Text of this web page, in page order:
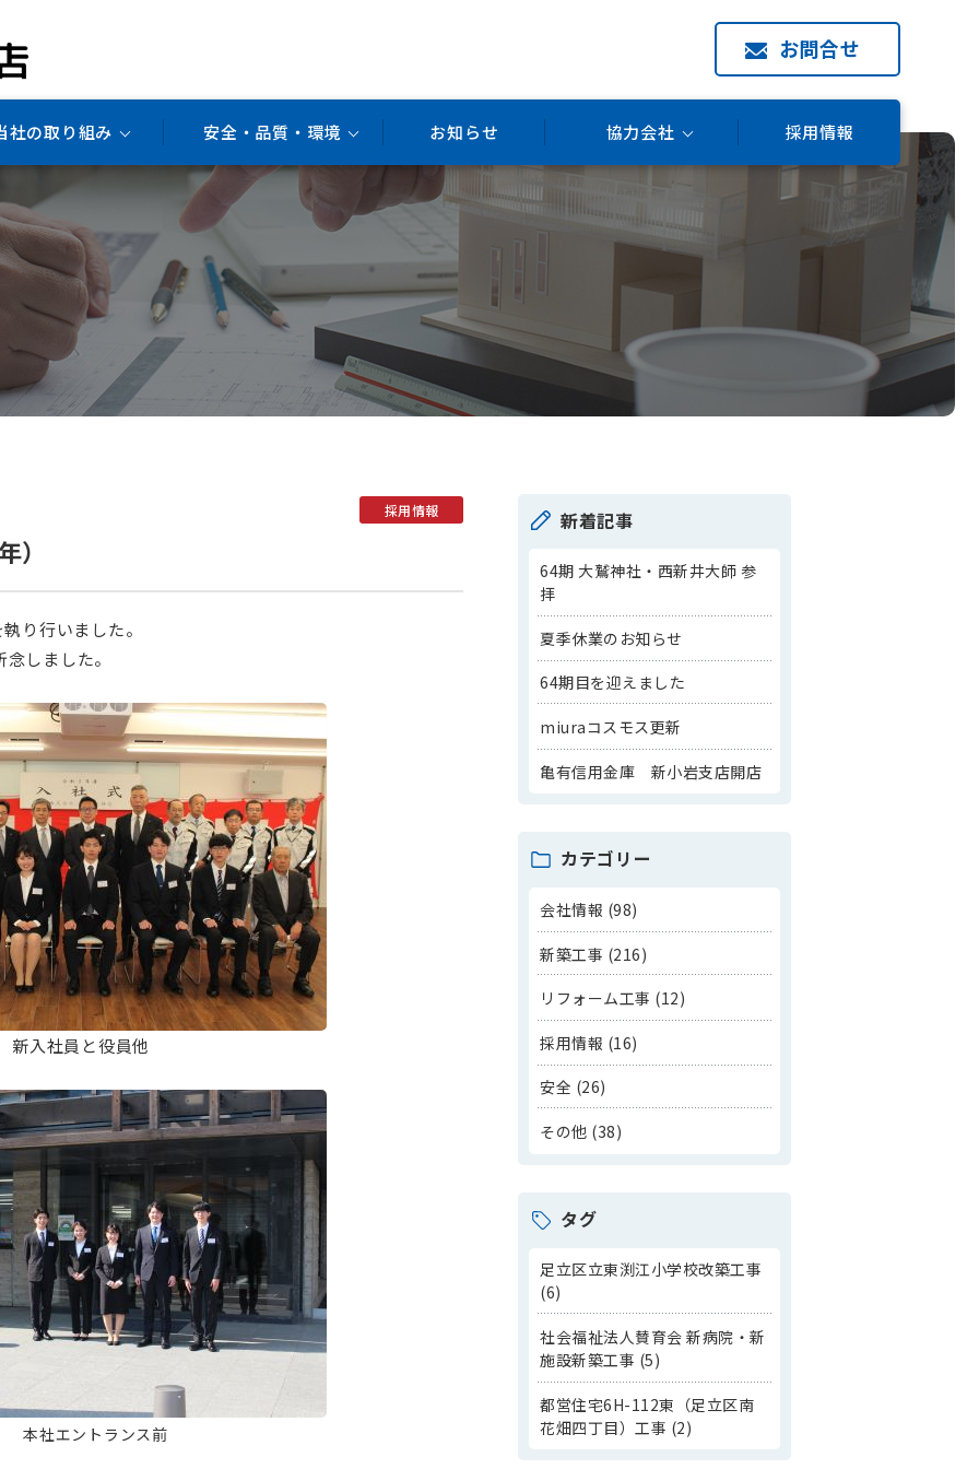
お問合せ
社の取り組み 安全・品質・環境 お知らせ 協力会社 採用情報
採用情報
り行いました。
しました。
新入社員と役員他
ランス前
新着記事
64期 大鷲神社・西新井大師 参
拝
夏季休業のお知らせ
64期目を迎えました
miuraコスモス更新
亀有信用金庫 新小岩支店開店
カテゴリー
会社情報 (98)
新築工事 (216)
リフォーム工事 (12)
採用情報 (16)
安全 (26)
その他 (38)
タグ
足立区立東渕江小学校改築工事
(6)
社会福祉法人賛育会 新病院・新
施設新築工事 (5)
都営住宅6H-112東（足立区南
花畑四丁目）工事 (2)